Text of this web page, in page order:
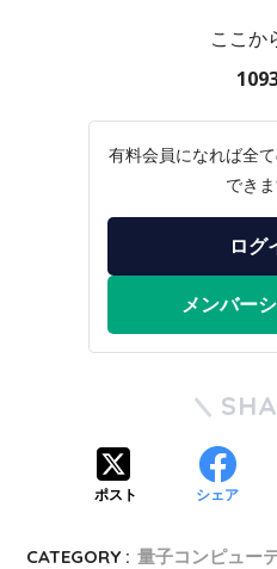
ここか
有料会員になれば全
できま
ログ
メンバー
ポスト シェア
CATEGORY : 量子コンピュー